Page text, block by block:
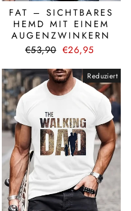
FAT – SICHTBARES
HEMD MIT EINEM
AUGENZWINKERN
Normaler
€53,90 Sonderpreis
€26,95
Reduziert